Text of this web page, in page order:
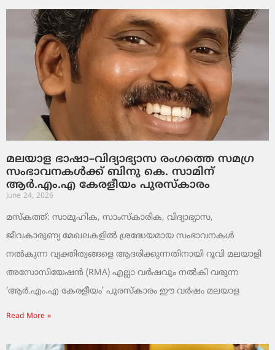
മലയാള ഭാഷാ–വിദ്യാഭ്യാസ രംഗത്തെ സമഗ്ര
സംഭാവനകൾക്ക് ബിനു കെ. സാമിന്
ആർ.എം.എ കേരളീയം പുരസ്‌കാരം
June 24, 2026
മസ്കത്ത്: സാമൂഹിക, സാംസ്‌കാരിക, വിദ്യാഭ്യാസ,
ജീവകാരുണ്യ മേഖലകളിൽ ശ്രദ്ധേയമായ സംഭാവനകൾ
നൽകുന്ന വ്യക്തിത്വങ്ങളെ ആദരിക്കുന്നതിനായി റൂവി മലയാളി
അസോസിയേഷൻ (RMA) എല്ലാ വർഷവും നൽകി വരുന്ന
‘ആർ.എം.എ കേരളീയം’ പുരസ്‌കാരം ഈ വർഷം മലയാള
Read More »